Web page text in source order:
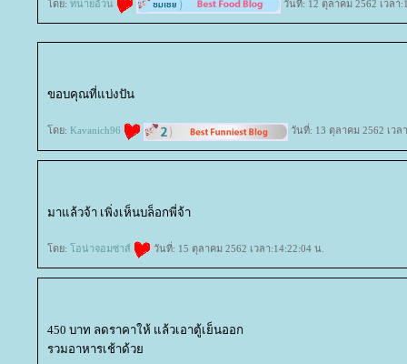
ดย: ทนายอ้วน วันที่: 12 ตุลาคม 2562 เวลา
ขอบคุณที่แบ่งปัน
ดย: Kavanich96 วันที่: 13 ตุลาคม 2562 เวล
มาแล้วจ้า เพิ่งเห็นบล็อกพี่จ้า
ดย: อน่าจอมซ่าส์ วันที่: 15 ตุลาคม 2562 เวลา:14:22:04 น.
450 บาท ลดราคาให้ แล้วเอาตู้เย็นออก
รวมอาหารเช้าด้ว